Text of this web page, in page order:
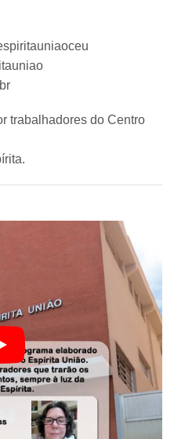
trabalhadores do Centro